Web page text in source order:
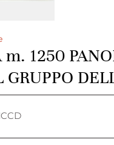
m. 1250
GRUPPO